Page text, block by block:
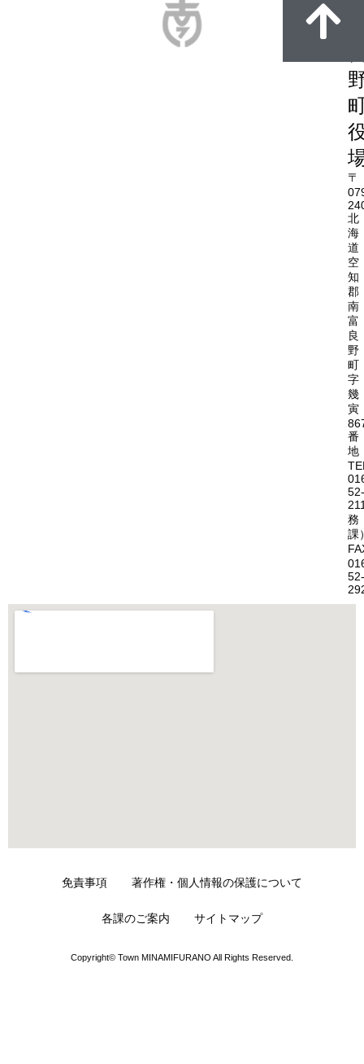
〒
北
海
道
空
知
郡
南
富
良
野
町
字
幾
寅
番
地
52-
務
課
52-
免責事項 著作権・個人情報の保護について
各課のご案内 サイトマップ
Copyright© Town MINAMIFURANO All Rights Reserved.